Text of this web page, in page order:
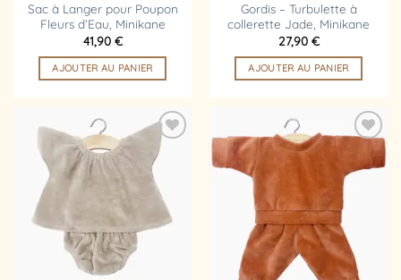
Sac à Langer pour Poupon
Fleurs d’Eau, Minikane
41,90 €
AJOUTER AU PANIER
Gordis – Turbulette à
collerette Jade, Minikane
27,90 €
AJOUTER AU PANIER
Ajouter
à la
d’envies
Ajouter
à la
liste
d’envies